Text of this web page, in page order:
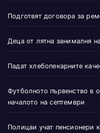
Подготвят договора за
Деца от лятна занималня
Падат хлебопекарните
Футболното първенство в
началото на септември
Полицаи учат пенсионери